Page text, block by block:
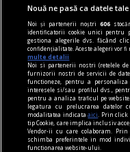
Nouă ne pasă ca datele
Noi și partenerii noștri606
identificatorii cookie unici pentru
gestiona alegerile dvs. făcând
confidențialitate. Aceste alegeri vor
multe detalii
Noi si partenerii nostri (retelele
furnizorii nostri de servicii de
functioneze, pentru a
interesele si/sau profilul dvs.,
pentru a analiza traficul pe
legatura cu prelucrarea datelor
modalitatea indicataaici
. Prin
tip Cookie, care implica inclusiv
Vendor-ii cu care colaboram. Prin
schimba preferintele in mod
functionarea website-ului.